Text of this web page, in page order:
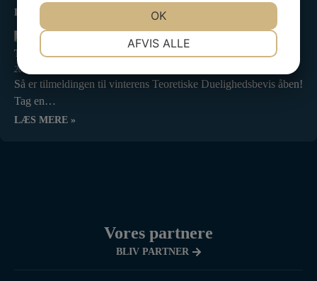
LÆS MERE »
Tilmelding til teoretisk duelighedsbevis er åben
20. august 2025
Så er tilmeldingen til vinterens Teoretiske Duelighedsbevis åben!
Tag en…
LÆS MERE »
Vores partnere
BLIV PARTNER
MARKETING STATISTIK
AFVIS ALLE
OK